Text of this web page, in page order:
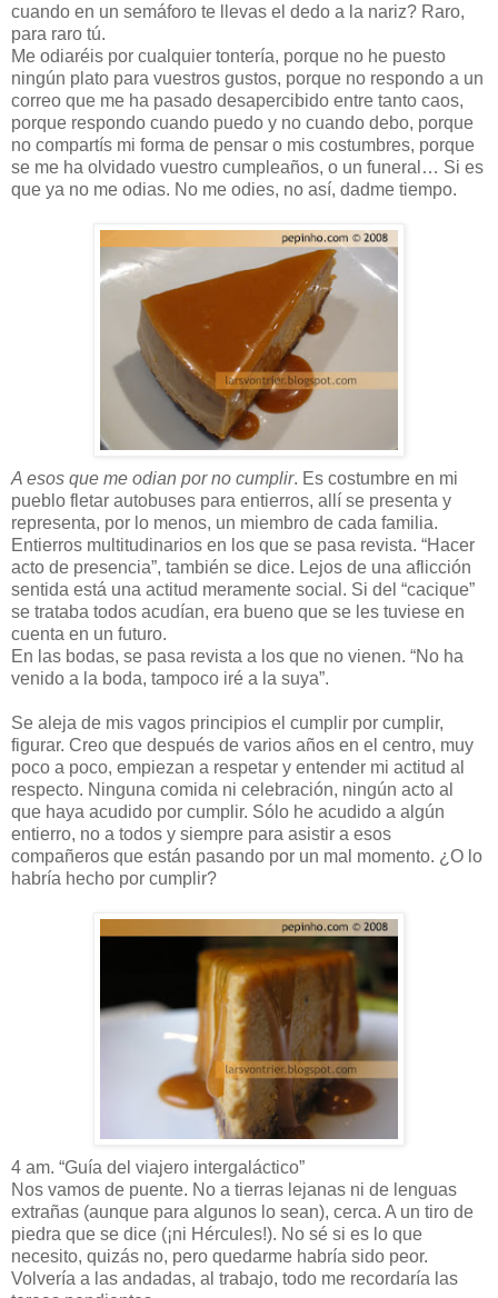
cuando en un semáforo te llevas el dedo a la nariz? Raro,
para raro tú.
Me odiaréis por cualquier tontería, porque no he puesto
ningún plato para vuestros gustos, porque no respondo a un
correo que me ha pasado desapercibido entre tanto caos,
porque respondo cuando puedo y no cuando debo, porque
no compartís mi forma de pensar o mis costumbres, porque
se me ha olvidado vuestro cumpleaños, o un funeral… Si es
que ya no me odias. No me odies, no así, dadme tiempo.
A esos que me odian por no cumplir. Es costumbre en mi
pueblo fletar autobuses para entierros, allí se presenta y
representa, por lo menos, un miembro de cada familia.
Entierros multitudinarios en los que se pasa revista. “Hacer
acto de presencia”, también se dice. Lejos de una aflicción
sentida está una actitud meramente social. Si del “cacique”
se trataba todos acudían, era bueno que se les tuviese en
cuenta en un futuro.
En las bodas, se pasa revista a los que no vienen. “No ha
venido a la boda, tampoco iré a la suya”.
Se aleja de mis vagos principios el cumplir por cumplir,
figurar. Creo que después de varios años en el centro, muy
poco a poco, empiezan a respetar y entender mi actitud al
respecto. Ninguna comida ni celebración, ningún acto al
que haya acudido por cumplir. Sólo he acudido a algún
entierro, no a todos y siempre para asistir a esos
compañeros que están pasando por un mal momento. ¿O lo
habría hecho por cumplir?
4 am. “Guía del viajero intergaláctico”
Nos vamos de puente. No a tierras lejanas ni de lenguas
extrañas (aunque para algunos lo sean), cerca. A un tiro de
piedra que se dice (¡ni Hércules!). No sé si es lo que
necesito, quizás no, pero quedarme habría sido peor.
Volvería a las andadas, al trabajo, todo me recordaría las